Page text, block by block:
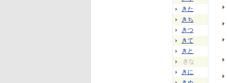
きた
きち
きつ
きて
きと
きな
きに